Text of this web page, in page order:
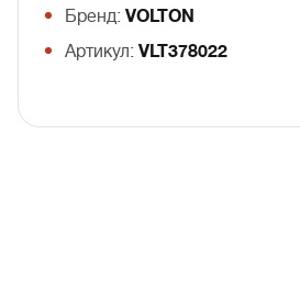
Бренд: VOLTON
Артикул: VLT378022